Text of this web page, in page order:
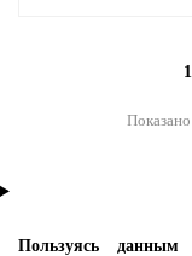
1
Пользуясь